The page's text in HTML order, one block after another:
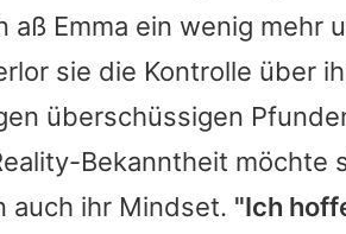
aß Emma ein wenig mehr
sie die Kontrolle über
überschüssigen
Bekanntheit möchte
auch ihr Mindset. "Ich